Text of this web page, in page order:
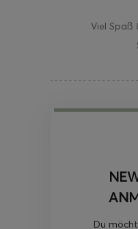
Viel Spaß
Du